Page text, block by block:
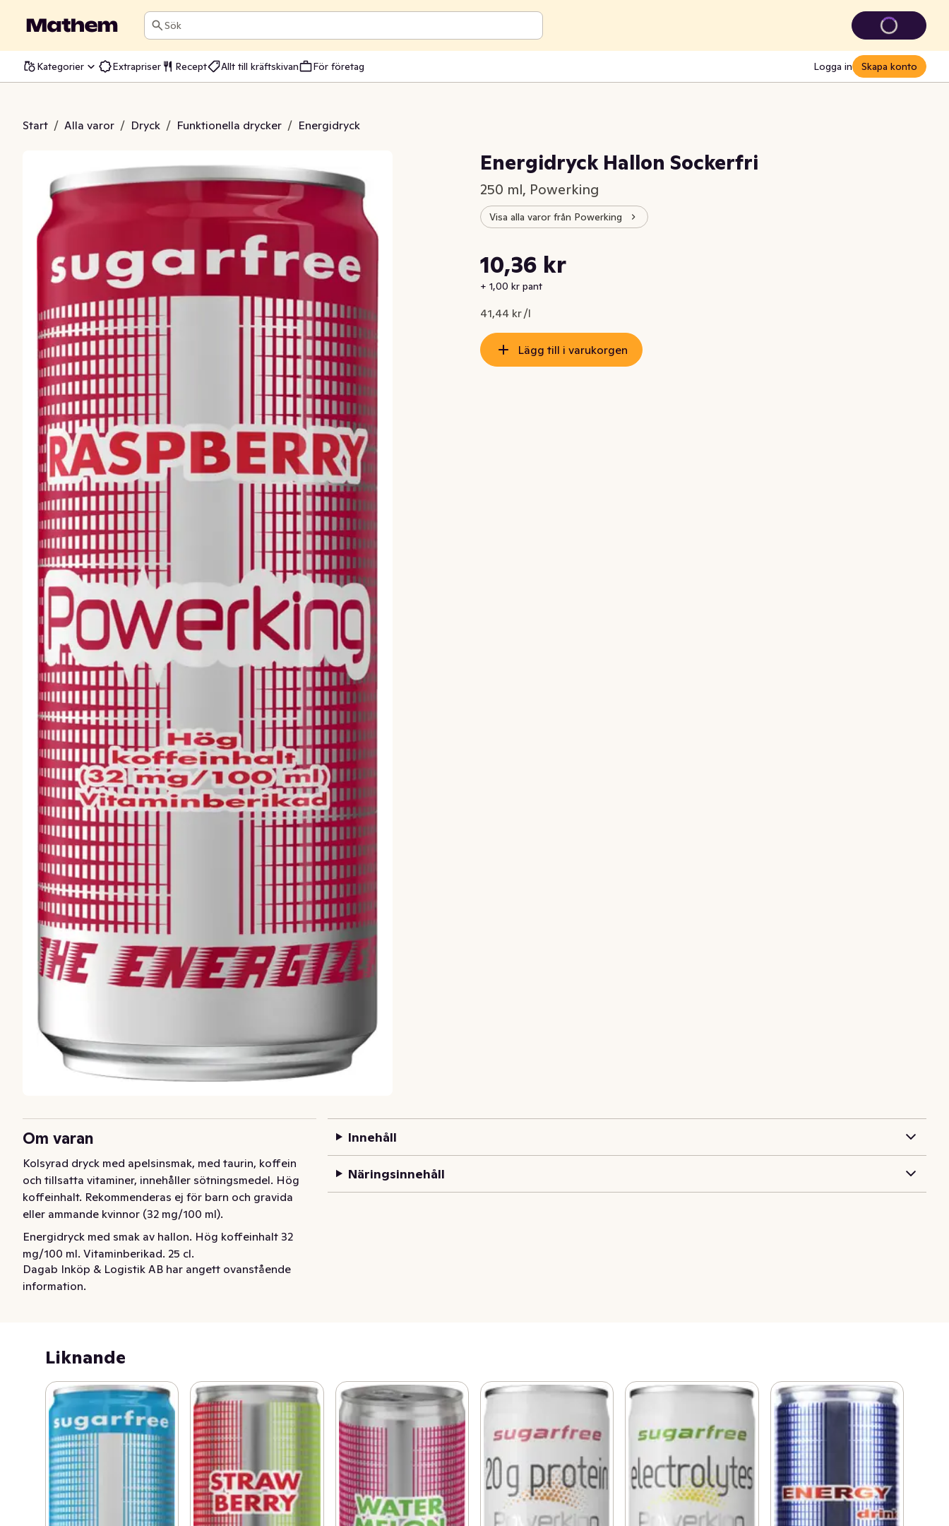
Sök
Kategorier Extrapriser Recept Allt till kräftskivan För företag Logga in Skapa konto
Start / Alla varor / Dryck / Funktionella drycker / Energidryck
Hallon Sockerfri
Energidryck Hallon Sockerfri
250 ml, Powerking
Visa alla varor från Powerking
Nuvarande pris är: 10,36 kr
10,36 kr
+ 1,00 kr pant
41,44 kr /l
Styckpris: 41,44 kr /l
Lägg till i varukorgen
Om varan
Kolsyrad dryck med apelsinsmak, med taurin, koffein
och tillsatta vitaminer, innehåller sötningsmedel. Hög
koffeinhalt. Rekommenderas ej för barn och gravida
eller ammande kvinnor (32 mg/100 ml).
Energidryck med smak av hallon. Hög koffeinhalt 32
mg/100 ml. Vitaminberikad. 25 cl.
Dagab Inköp & Logistik AB har angett ovanstående
information.
Innehåll
Näringsinnehåll
Liknande